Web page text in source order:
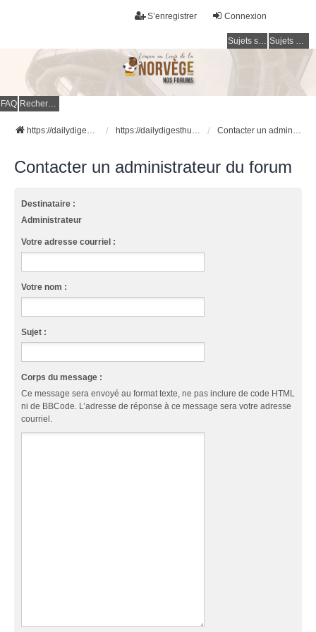
Connexion
S’enregistrer
Sujets sans réponse Sujets actifs
FAQ Rechercher
https://dailydigesthub.com https://dailydigesthub.com Contacter un administrateur du forum
Contacter un administrateur du forum
Destinataire :
Administrateur
Votre adresse courriel :
Votre nom :
Sujet :
Corps du message :
Ce message sera envoyé au format texte, ne pas inclure de code HTML
ni de BBCode. L’adresse de réponse à ce message sera votre adresse
courriel.